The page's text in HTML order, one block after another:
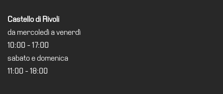
Chi
siamo
Area
Media
Organizza
Castello di Rivoli
da mercoledì a venerdì
10:00 - 17:00
sabato e domenica
11:00 - 18:00